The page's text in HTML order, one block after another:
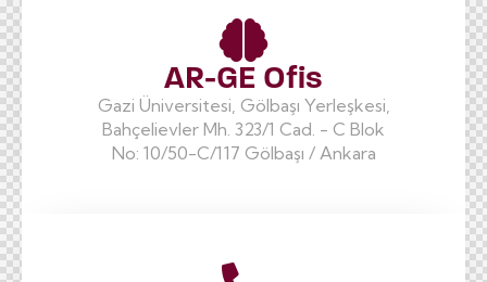
AR-GE Ofis
Gazi Üniversitesi, Gölbaşı Yerleşkesi,
Bahçelievler Mh. 323/1 Cad. - C Blok
No: 10/50-C/117 Gölbaşı / Ankara